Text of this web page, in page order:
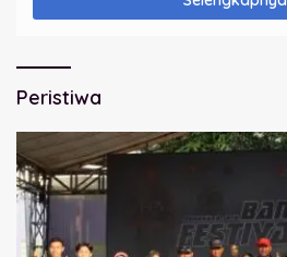
Peristiwa